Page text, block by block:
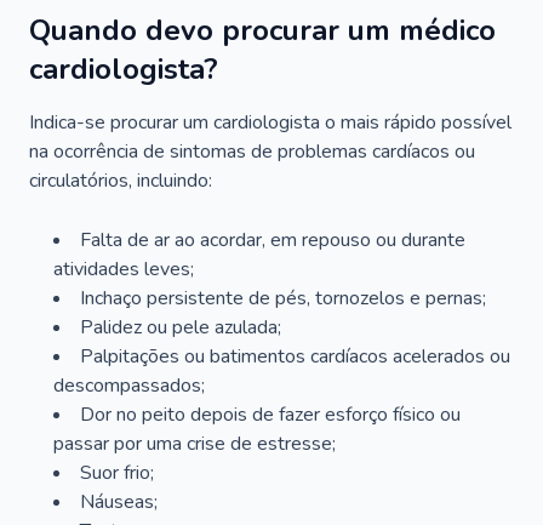
Quando devo procurar um médico
cardiologista?
Indica-se procurar um cardiologista o mais rápido possível
na ocorrência de sintomas de problemas cardíacos ou
circulatórios, incluindo:
Falta de ar ao acordar, em repouso ou durante
atividades leves;
Inchaço persistente de pés, tornozelos e pernas;
Palidez ou pele azulada;
Palpitações ou batimentos cardíacos acelerados ou
descompassados;
Dor no peito depois de fazer esforço físico ou
passar por uma crise de estresse;
Suor frio;
Náuseas;